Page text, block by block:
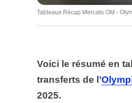
Tableaux Récap Mercato OM -
Voici le résumé en
transferts de l’
2025.